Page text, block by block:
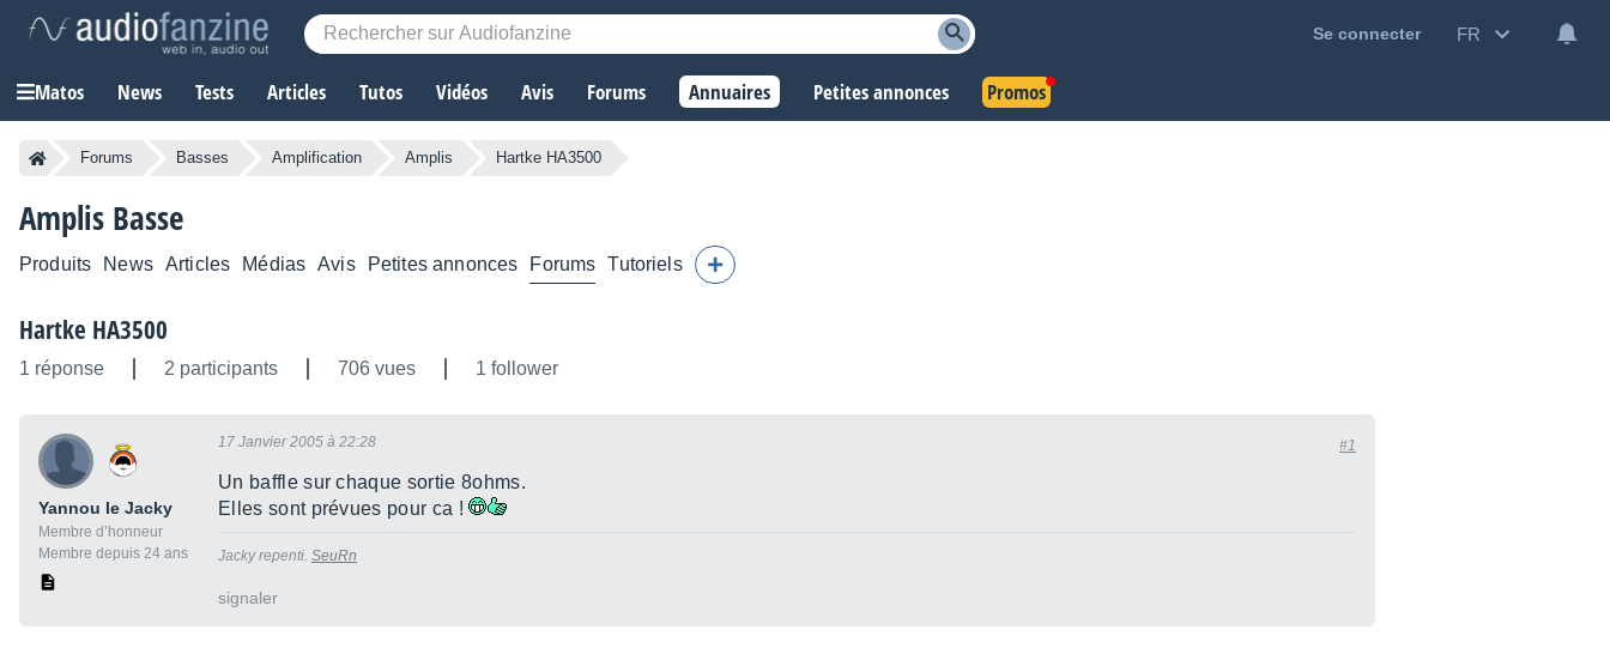
Se connecter FR
Matos News Tests Articles Tutos Vidéos Avis Forums Annuaires Petites annonces Promos
Forums Basses Amplification Amplis Hartke HA3500
Amplis Basse
Produits News Articles Médias Avis Petites annonces Forums Tutoriels
Hartke HA3500
1 réponse 2 participants 706 vues 1 follower
Yannou le Jacky
Membre d’honneur
Membre depuis 24 ans
17 Janvier 2005 à 22:28 #1
Un baffle sur chaque sortie 8ohms.
Elles sont prévues pour ca !
Jacky repenti. SeuRn
signaler